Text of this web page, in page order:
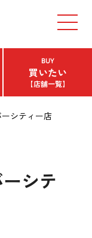
BUY
買いたい
【店舗一覧】
シティー店
シテ